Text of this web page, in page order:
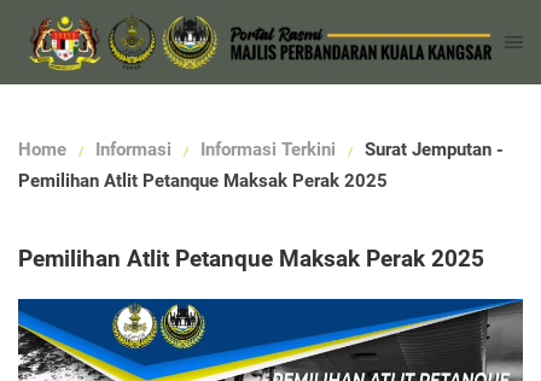
Home Informasi Informasi Terkini
Surat Jemputan -
Pemilihan Atlit Petanque Maksak Perak 2025
Pemilihan Atlit Petanque Maksak Perak 2025